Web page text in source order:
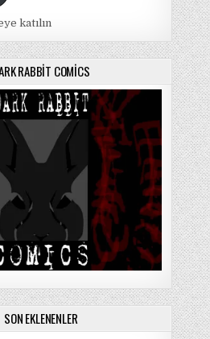
katılın
RABBIT COMICS
SON EKLENENLER